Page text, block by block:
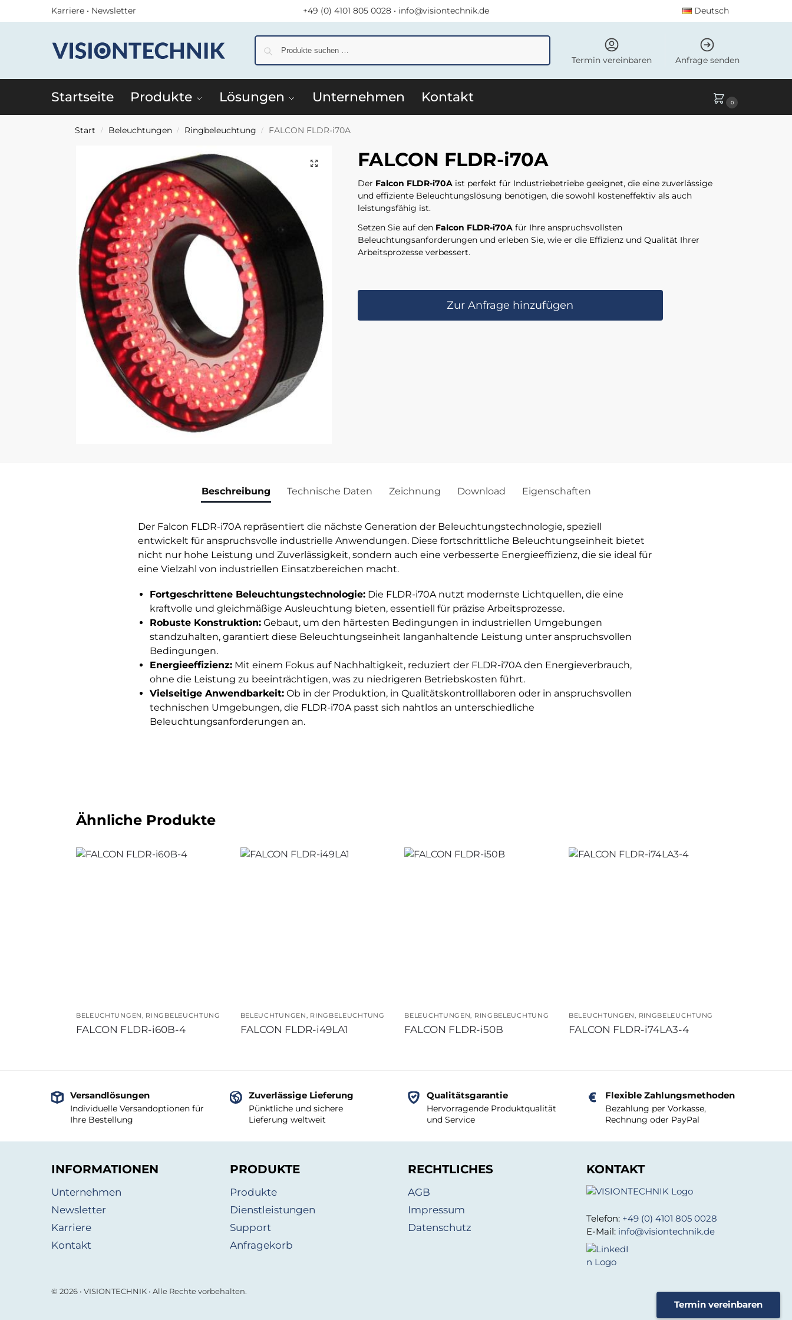
Termin vereinbaren
Karriere • Newsletter +49 (0) 4101 805 0028 • info@visiontechnik.de Deutsch
Termin vereinbaren Anfrage senden
Startseite Produkte Lösungen Unternehmen Kontakt 0
Start / Beleuchtungen / Ringbeleuchtung / FALCON FLDR-i70A
FALCON FLDR-i70A
Der Falcon FLDR-i70Aist perfekt für Industriebetriebe geeignet, die eine zuverlässige
und effiziente Beleuchtungslösung benötigen, die sowohl kosteneffektiv als auch
leistungsfähig ist.
Setzen Sie auf den Falcon FLDR-i70Afür Ihre anspruchsvollsten
Beleuchtungsanforderungen und erleben Sie, wie er die Effizienz und Qualität Ihrer
Arbeitsprozesse verbessert.
Zur Anfrage hinzufügen
Beschreibung Technische Daten Zeichnung Download Eigenschaften
Der Falcon FLDR-i70A repräsentiert die nächste Generation der Beleuchtungstechnologie, speziell
entwickelt für anspruchsvolle industrielle Anwendungen. Diese fortschrittliche Beleuchtungseinheit bietet
nicht nur hohe Leistung und Zuverlässigkeit, sondern auch eine verbesserte Energieeffizienz, die sie ideal für
eine Vielzahl von industriellen Einsatzbereichen macht.
Fortgeschrittene Beleuchtungstechnologie:Die FLDR-i70A nutzt modernste Lichtquellen, die eine
kraftvolle und gleichmäßige Ausleuchtung bieten, essentiell für präzise Arbeitsprozesse.
Robuste Konstruktion:Gebaut, um den härtesten Bedingungen in industriellen Umgebungen
standzuhalten, garantiert diese Beleuchtungseinheit langanhaltende Leistung unter anspruchsvollen
Bedingungen.
Energieeffizienz:Mit einem Fokus auf Nachhaltigkeit, reduziert der FLDR-i70A den Energieverbrauch,
ohne die Leistung zu beeinträchtigen, was zu niedrigeren Betriebskosten führt.
Vielseitige Anwendbarkeit:Ob in der Produktion, in Qualitätskontrolllaboren oder in anspruchsvollen
technischen Umgebungen, die FLDR-i70A passt sich nahtlos an unterschiedliche
Beleuchtungsanforderungen an.
Ähnliche Produkte
BELEUCHTUNGEN, RINGBELEUCHTUNG
FALCON FLDR-i60B-4
BELEUCHTUNGEN, RINGBELEUCHTUNG
FALCON FLDR-i49LA1
BELEUCHTUNGEN, RINGBELEUCHTUNG
FALCON FLDR-i50B
BELEUCHTUNGEN, RINGBELEUCHTUNG
FALCON FLDR-i74LA3-4
Versandlösungen
Individuelle Versandoptionen für
Ihre Bestellung
Zuverlässige Lieferung
Pünktliche und sichere
Lieferung weltweit
Qualitätsgarantie
Hervorragende Produktqualität
und Service
Flexible Zahlungsmethoden
Bezahlung per Vorkasse,
Rechnung oder PayPal
INFORMATIONEN
Unternehmen
Newsletter
Karriere
Kontakt
PRODUKTE
Produkte
Dienstleistungen
Support
Anfragekorb
RECHTLICHES
AGB
Impressum
Datenschutz
KONTAKT
Telefon: +49 (0) 4101 805 0028
E-Mail: info@visiontechnik.de
© 2026 • VISIONTECHNIK • Alle Rechte vorbehalten.